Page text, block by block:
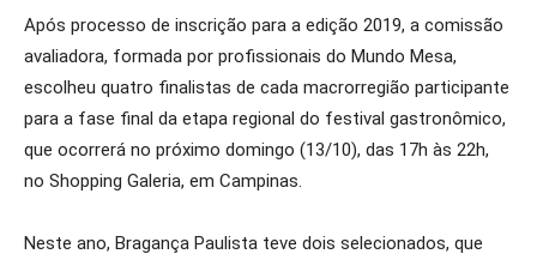
Após processo de inscrição para a edição 2019, a comissão
avaliadora, formada por profissionais do Mundo Mesa,
escolheu quatro finalistas de cada macrorregião participante
para a fase final da etapa regional do festival gastronômico,
que ocorrerá no próximo domingo (13/10), das 17h às 22h,
no Shopping Galeria, em Campinas.
Neste ano, Bragança Paulista teve dois selecionados, que